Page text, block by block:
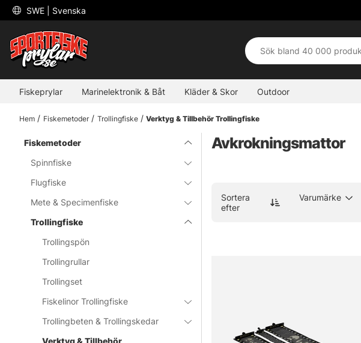
SWE | Svenska
Fiskeprylar Marinelektronik & Båt Kläder & Skor Outdoor
Hem Fiskemetoder Trollingfiske Verktyg & Tillbehör Trollingfiske
Fiskemetoder
Spinnfiske
Flugfiske
Mete & Specimenfiske
Trollingfiske
Trollingspön
Trollingrullar
Trollingset
Fiskelinor Trollingfiske
Trollingbeten & Trollingskedar
Avkrokningsmattor
Sortera
efter
Varumärke